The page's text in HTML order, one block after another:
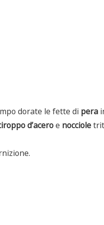
dorate le fette di pera
d’aceroe nocciole